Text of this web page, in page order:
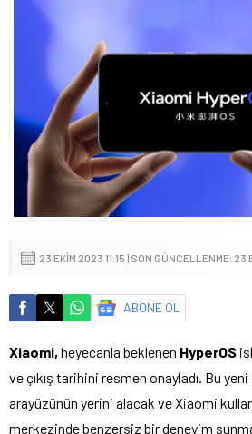
23 EKIM 2023 11:15 | SON GÜNCELLENME: 23
ABONE OL
Xiaomi, heyecanla beklenen HyperOS
ve çıkış tarihini resmen onayladı. Bu
arayüzünün yerini alacak ve Xiaomi
merkezinde benzersiz bir deneyim